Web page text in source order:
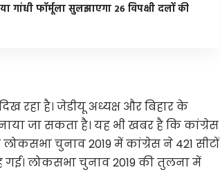
गांधी फॉर्मूला सुलझाएगा 26 विपक्षी दलों की
रहा है। जेडीयू अध्यक्ष और बिहार के
जा सकता है। यह भी खबर है कि कांग्रेस
चुनाव 2019 में कांग्रेस ने 421 सीटों
गई। लोकसभा चुनाव 2019 की तुलना में